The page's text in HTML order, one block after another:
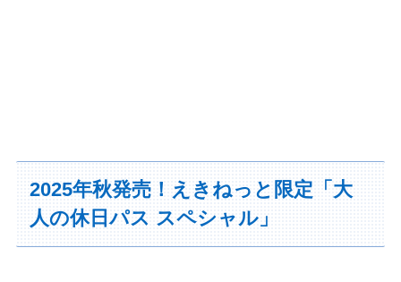
2025年秋発売！えきねっと限定「大
人の休日パス スペシャル」